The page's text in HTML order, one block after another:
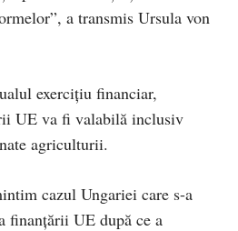
a transmis Ursula von
exercițiu financiar,
UE va fi valabilă inclusiv
agriculturii.
cazul Ungariei care s-a
finanțării UE după ce a